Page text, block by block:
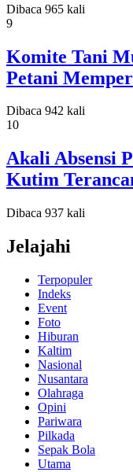
Dibaca 965 kali
9
Komite Tani
Petani
Dibaca 942 kali
10
Akali Absensi
Kutim
Dibaca 937 kali
Jelajahi
Terpopuler
Indeks
Event
Foto
Hiburan
Kaltim
Nasional
Nusantara
Olahraga
Opini
Pariwara
Pilkada
Sepak Bola
Utama